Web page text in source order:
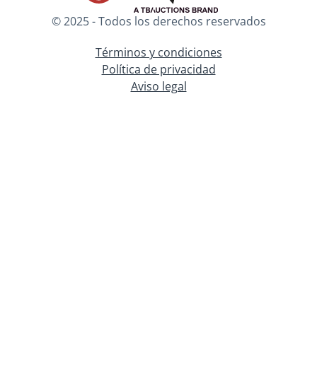
© 2025 - Todos los derechos reservados
Términos y condiciones
Política de privacidad
Aviso legal